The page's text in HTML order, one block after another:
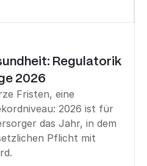
Regulatorik
2026
Fristen, eine
2026 ist für
das Jahr, in dem
Pflicht mit